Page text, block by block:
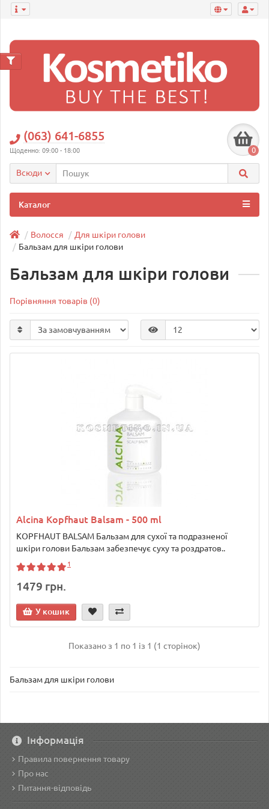
(063) 641-6855
Щоденно: 09:00 - 18:00 0
Всюди
Каталог
Волосся
Для шкіри голови
Бальзам для шкіри голови
Бальзам для шкіри голови
Порівняння товарів (0)
Alcina Kopfhaut Balsam - 500 ml
KOPFHAUT BALSAM Бальзам для сухої та подразненої
шкіри голови Бальзам забезпечує суху та роздратов..
1
1479 грн.
У кошик
Показано з 1 по 1 із 1 (1 сторінок)
Бальзам для шкіри голови
Інформація
Правила повернення товару
Про нас
Питання-відповідь